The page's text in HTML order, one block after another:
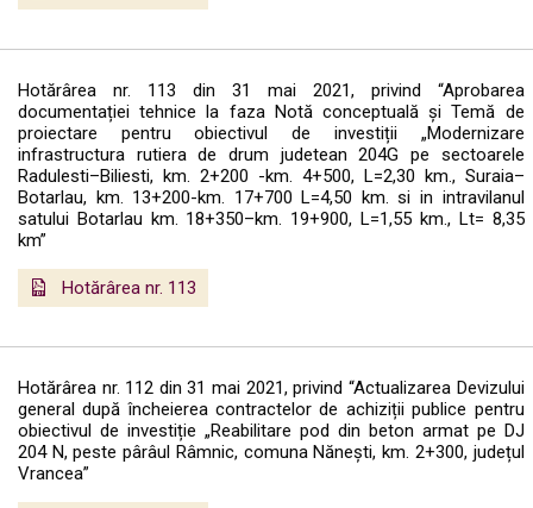
Hotărârea nr. 113 din 31 mai 2021, privind “Aprobarea
documentației tehnice la faza Notă conceptuală și Temă de
proiectare pentru obiectivul de investiții „Modernizare
infrastructura rutiera de drum judetean 204G pe sectoarele
Radulesti–Biliesti, km. 2+200 -km. 4+500, L=2,30 km., Suraia–
Botarlau, km. 13+200-km. 17+700 L=4,50 km. si in intravilanul
satului Botarlau km. 18+350–km. 19+900, L=1,55 km., Lt= 8,35
km”
Hotărârea nr. 113
Hotărârea nr. 112 din 31 mai 2021, privind “Actualizarea Devizului
general după încheierea contractelor de achiziții publice pentru
obiectivul de investiție „Reabilitare pod din beton armat pe DJ
204 N, peste pârâul Râmnic, comuna Nănești, km. 2+300, județul
Vrancea”